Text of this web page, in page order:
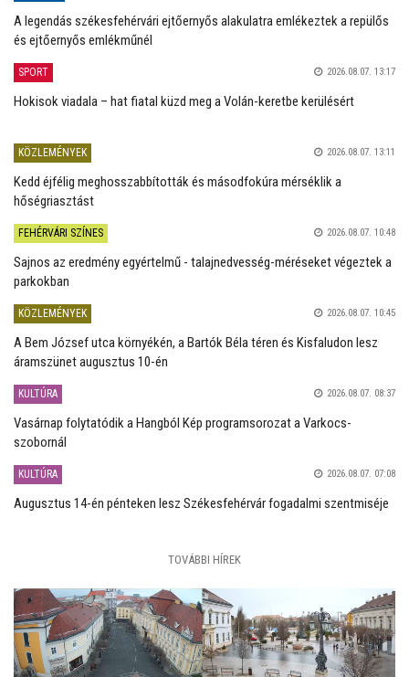
A legendás székesfehérvári ejtőernyős alakulatra emlékeztek a repülős
és ejtőernyős emlékműnél
SPORT 2026.08.07. 13:17
Hokisok viadala – hat fiatal küzd meg a Volán-keretbe kerülésért
KÖZLEMÉNYEK 2026.08.07. 13:11
Kedd éjfélig meghosszabbították és másodfokúra mérséklik a
hőségriasztást
FEHÉRVÁRI SZÍNES 2026.08.07. 10:48
Sajnos az eredmény egyértelmű - talajnedvesség-méréseket végeztek a
parkokban
KÖZLEMÉNYEK 2026.08.07. 10:45
A Bem József utca környékén, a Bartók Béla téren és Kisfaludon lesz
áramszünet augusztus 10-én
KULTÚRA 2026.08.07. 08:37
Vasárnap folytatódik a Hangból Kép programsorozat a Varkocs-
szobornál
KULTÚRA 2026.08.07. 07:08
Augusztus 14-én pénteken lesz Székesfehérvár fogadalmi szentmiséje
TOVÁBBI HÍREK